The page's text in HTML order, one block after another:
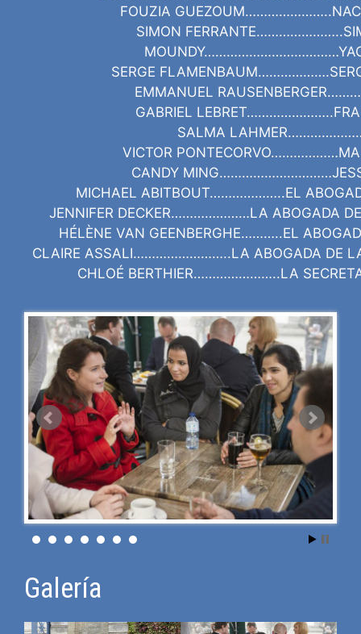
FOUZIA
SIMON
SERGE
EMMANUEL
GABRIEL
SALMA
VICTOR
CANDY
MICHAEL ABITBOUT………………..EL
JENNIFER DECKER…………………LA ABOGADA
HÉLÈNE VAN GEENBERGHE………..EL
CLAIRE ASSALI……………………..LA ABOGADA DE
CHLOÉ BERTHIER…………………..LA
Galería